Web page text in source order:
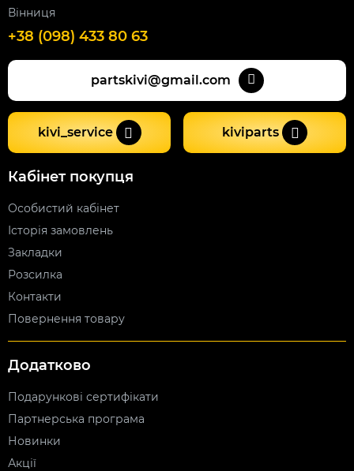
Вінниця
+38 (098) 433 80 63
partskivi@gmail.com
kivi_service kiviparts
Кабінет покупця
Особистий кабінет
Історія замовлень
Закладки
Розсилка
Контакти
Повернення товару
Додатково
Подарункові сертифікати
Партнерська програма
Новинки
Акції